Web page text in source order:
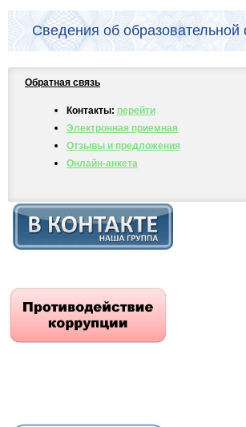
Сведения об образовательной
Обратная связь
Контакты: перейти
Электронная приемная
Отзывы и предложения
Онлайн-анкета